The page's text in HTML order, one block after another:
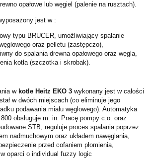
opałowe lub węgiel (palenie na rusztach).
jest w :
typu BRUCER, umożliwiający spalanie
oraz pelletu (zastępczo),
do spalania drewna opałowego oraz węgla,
kotła (szczotka i skrobak).
w kotle Heitz EKO 3 wykonany jest w całości
w dwóch miejscach (co eliminuje jego
podawania miału węglowego). Automatyka
obsługuje m. in. Pracę pompy c.o. oraz
STB, reguluje proces spalania poprzez
nadmuchowym oraz układem nawęglania,
przed cofaniem płomienia,
oparci o individual fuzzy logic